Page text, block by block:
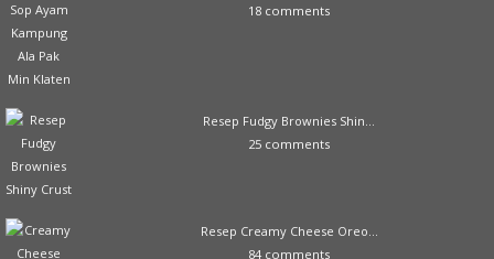
18 comments
Resep Fudgy Brownies Shin...
25 comments
Resep Creamy Cheese Oreo...
84 comments